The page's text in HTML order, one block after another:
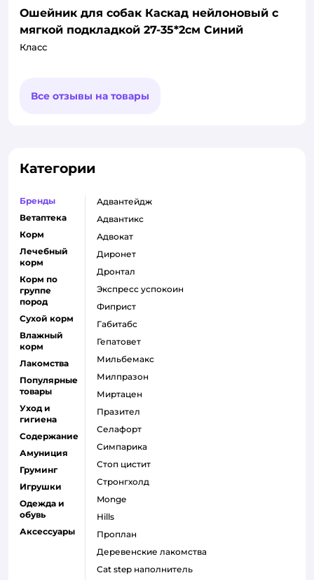
Ошейник для собак Каскад нейлоновый с
мягкой подкладкой 27-35*2см Синий
Класс
Все отзывы на товары
Категории
Бренды
Ветаптека
Корм
Лечебный
корм
Корм по
группе
пород
Сухой корм
Влажный
корм
Лакомства
Популярные
товары
Уход и
гигиена
Содержание
Амуниция
Груминг
Игрушки
Одежда и
обувь
Аксессуары
адвантейдж
адвантикс
адвокат
диронет
дронтал
экспресс успокоин
фиприст
габитабс
гепатовет
мильбемакс
милпразон
миртацен
празител
селафорт
симпарика
стоп цистит
стронгхолд
monge
hills
проплан
деревенские лакомства
cat step наполнитель